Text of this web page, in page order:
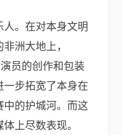
。在对本身文明
洲大地上，
员的创作和包装
步拓宽了本身在
中的护城河。而这
上尽数表现。